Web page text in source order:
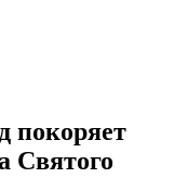
покоряет
Святого